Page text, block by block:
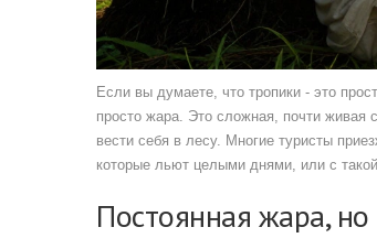
Если вы думаете, что тропики - это
просто жара. Это сложная, почти живая
вести себя в лесу. Многие туристы
которые льют целыми днями, или с
Постоянная жара, но